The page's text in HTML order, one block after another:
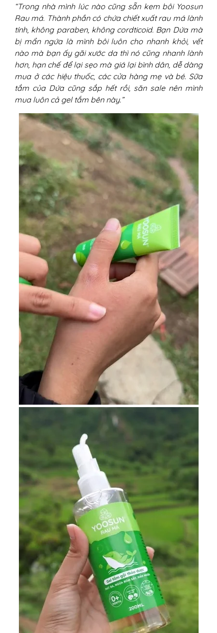
“Trong nhà mình lúc nào cũng sẵn kem bôi Yoosun
Rau má. Thành phần có chứa chiết xuất rau má lành
tính, không paraben, không cordticoid. Bạn Dứa mà
bị mẩn ngứa là mình bôi luôn cho nhanh khỏi, vết
nào mà bạn ấy gãi xước da thì nó cũng nhanh lành
hơn, hạn chế để lại sẹo mà giá lại bình dân, dễ dàng
mua ở các hiệu thuốc, các cửa hàng mẹ và bé. Sữa
tắm của Dứa cũng sắp hết rồi, săn sale nên mình
mua luôn cả gel tắm bên này.”